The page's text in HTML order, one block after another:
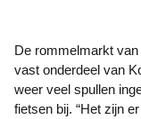
De rommelmarkt van Scouting Jan Wandelaar is al jaren een
vast onderdeel van
weer veel spullen
fietsen bij. “Het zijn